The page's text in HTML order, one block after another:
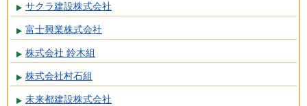
サクラ建設株式会社
富士興業株式会社
株式会社 鈴木組
株式会社村石組
未来都建設株式会社